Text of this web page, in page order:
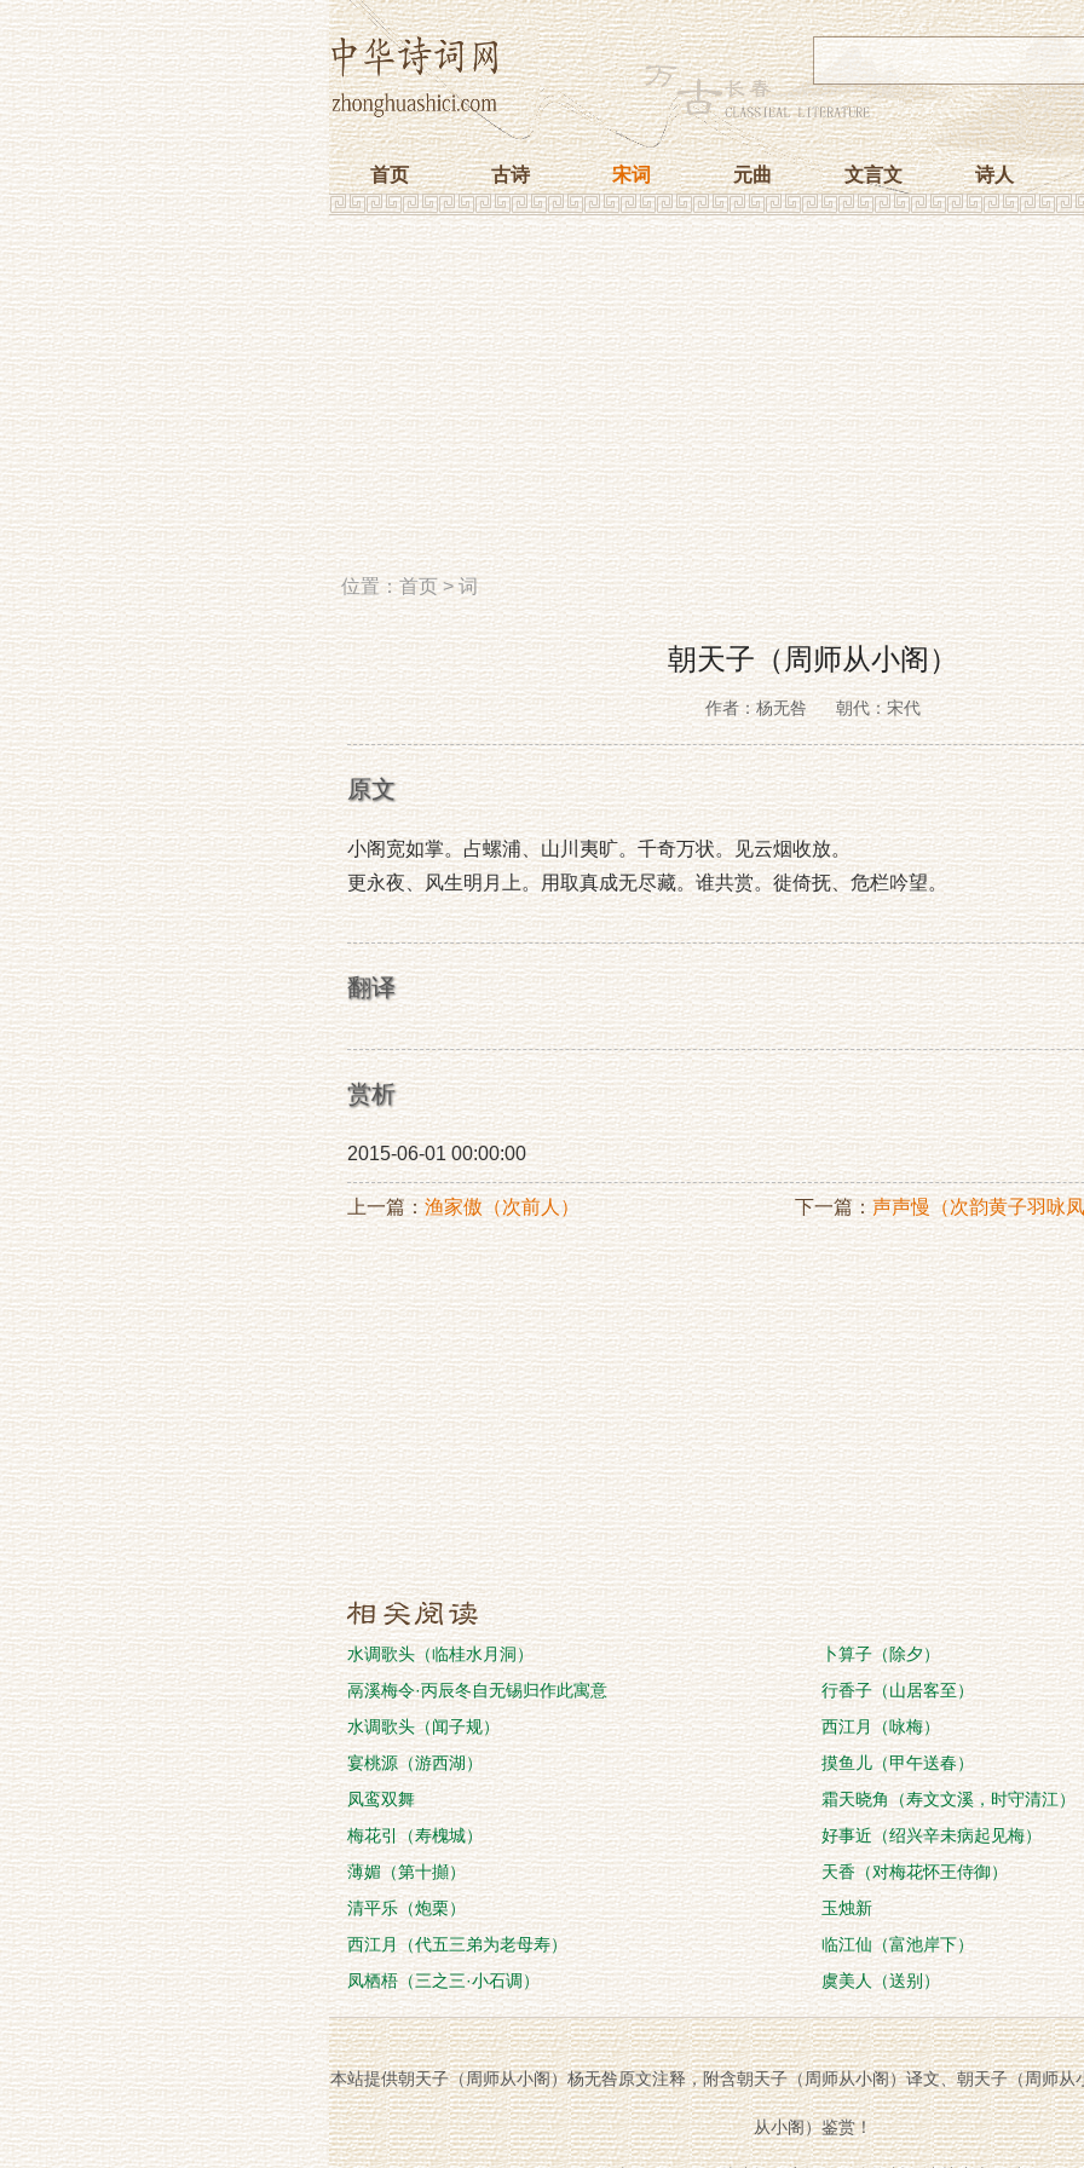
首页 古诗 宋词 元曲 文言文 诗人
位置：首页>词
朝天子（周师从小阁）
作者：杨无咎 朝代：宋代
原文
小阁宽如掌。占螺浦、山川夷旷。千奇万状。见云烟收放。
更永夜、风生明月上。用取真成无尽藏。谁共赏。徙倚抚、危栏吟望。
翻译
赏析
2015-06-01 00:00:00
上一篇：渔家傲（次前人） 下一篇：声声慢（次韵黄子羽咏
水调歌头（临桂水月洞）
卜算子（除夕）
鬲溪梅令·丙辰冬自无锡归作此寓意
行香子（山居客至）
水调歌头（闻子规）
西江月（咏梅）
宴桃源（游西湖）
摸鱼儿（甲午送春）
凤鸾双舞
霜天晓角（寿文文溪，时守清江）
梅花引（寿槐城）
好事近（绍兴辛未病起见梅）
薄媚（第十攧）
天香（对梅花怀王侍御）
清平乐（炮栗）
玉烛新
西江月（代五三弟为老母寿）
临江仙（富池岸下）
凤栖梧（三之三·小石调）
虞美人（送别）
本站提供朝天子（周师从小阁）杨无咎原文注释，附含朝天子（周师从小阁）译文、朝天子（周师从
从小阁）鉴赏！